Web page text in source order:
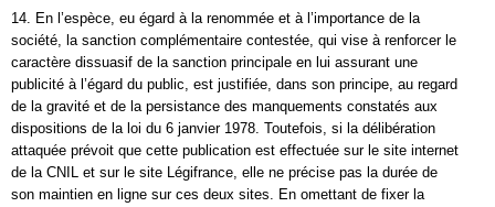
14. En l’espèce, eu égard à la renommée et à l’importance de la
société, la sanction complémentaire contestée, qui vise à renforcer le
caractère dissuasif de la sanction principale en lui assurant une
publicité à l’égard du public, est justifiée, dans son principe, au regard
de la gravité et de la persistance des manquements constatés aux
dispositions de la loi du 6 janvier 1978. Toutefois, si la délibération
attaquée prévoit que cette publication est effectuée sur le site internet
de la CNIL et sur le site Légifrance, elle ne précise pas la durée de
son maintien en ligne sur ces deux sites. En omettant de fixer la